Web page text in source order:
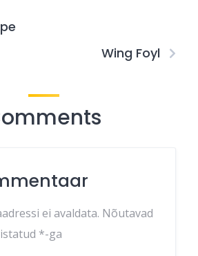
Wing Foyl
ei avaldata. Nõutavad
*-ga